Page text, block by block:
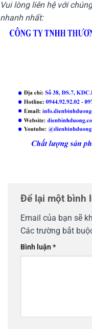
Vui lòng liên hệ với
nhanh nhất:
Để lại một bình
Email của bạn sẽ
Các trường bắt
Bình luận*